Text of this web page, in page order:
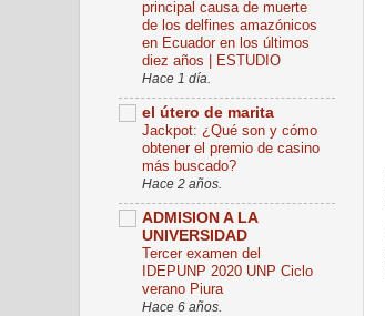
principal causa de muerte
de los delfines amazónicos
en Ecuador en los últimos
diez años | ESTUDIO
Hace 1 día.
el útero de marita
Jackpot: ¿Qué son y cómo
obtener el premio de casino
más buscado?
Hace 2 años.
ADMISION A LA
UNIVERSIDAD
Tercer examen del
IDEPUNP 2020 UNP Ciclo
verano Piura
Hace 6 años.